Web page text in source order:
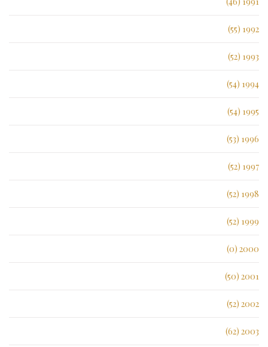
1992 (55)
1993 (52)
1994 (54)
1995 (54)
1996 (53)
1997 (52)
1998 (52)
1999 (52)
2000 (0)
2001 (50)
2002 (52)
2003 (62)